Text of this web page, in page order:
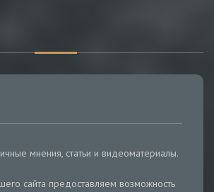
мнения, статьи и видеоматериалы.
сайта предоставляем возможность